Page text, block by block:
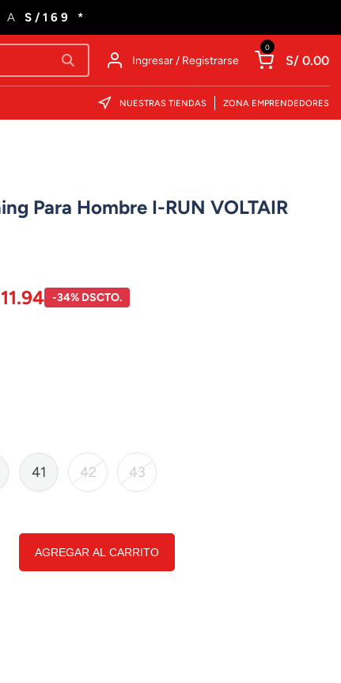
A S/169 *
Ingresar / Registrarse
0
S/ 0.00
NUESTRAS TIENDAS ZONA EMPRENDEDORES
Para Hombre I-RUN VOLTAIR
-34% DSCTO.
41 42 43
AGREGAR AL CARRITO